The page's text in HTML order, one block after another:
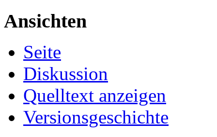
Ansichten
Seite
Diskussion
Quelltext anzeigen
Versionsgeschichte